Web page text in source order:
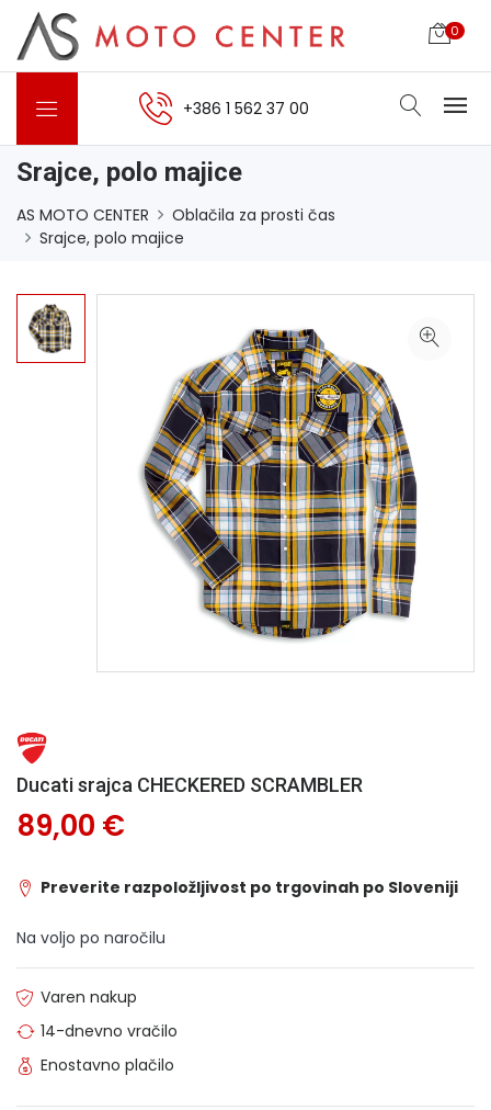
0
+386 1 562 37 00
Srajce, polo majice
AS MOTO CENTER
Oblačila za prosti čas
Srajce, polo majice
Ducati srajca CHECKERED SCRAMBLER
89,00 €
Preverite razpoložljivost po trgovinah po Sloveniji
Na voljo po naročilu
Varen nakup
14-dnevno vračilo
Enostavno plačilo